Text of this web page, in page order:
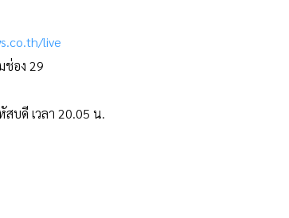
live
ช่อง 29
บดี เวลา 20.05 น.